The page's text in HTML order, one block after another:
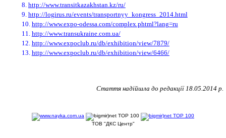
8. http://www.transitkazakhstan.kz/ru/
9. http://logirus.ru/events/transportnyy_kongress_2014.html
10. http://www.expo-odessa.com/complex.phtml?lang=ru
11. http://www.transukraine.com.ua/
12. http://www.expoclub.ru/db/exhibition/view/7879/
13. http://www.expoclub.ru/db/exhibition/view/6466/
Стаття надійшла до редакції 18 .05.2014 р.
ТОВ "ДКС Центр"